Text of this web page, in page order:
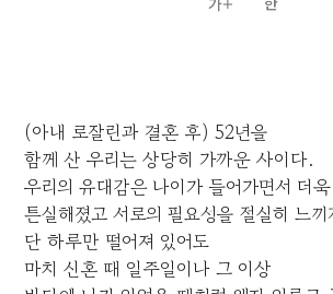
(아내 로잘린과 결혼 후) 52년을
함께 산 우리는 상당히 가까운 사이다.
우리의 유대감은 나이가 들어가면서 더욱
튼실해졌고 서로의 필요성을 절실히 느
단 하루만 떨어져 있어도
마치 신혼 때 일주일이나 그 이상